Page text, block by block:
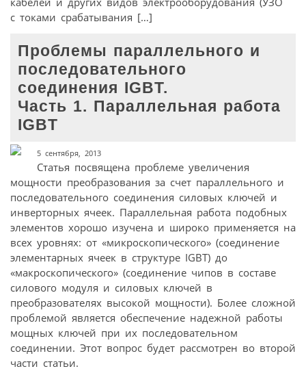
с токами срабатывания […]
Проблемы параллельного и
последовательного
соединения IGBT.
Часть 1. Параллельная работа
IGBT
5 сентября, 2013
Статья посвящена проблеме увеличения
мощности преобразования за счет параллельного и
последовательного соединения силовых ключей и
инверторных ячеек. Параллельная работа подобных
элементов хорошо изучена и широко применяется на
всех уровнях: от «микроскопического» (соединение
элементарных ячеек в структуре IGBT) до
«макроскопического» (соединение чипов в составе
силового модуля и силовых ключей в
преобразователях высокой мощности). Более сложной
проблемой является обеспечение надежной работы
мощных ключей при их последовательном
соединении. Этот вопрос будет рассмотрен во второй
части статьи.